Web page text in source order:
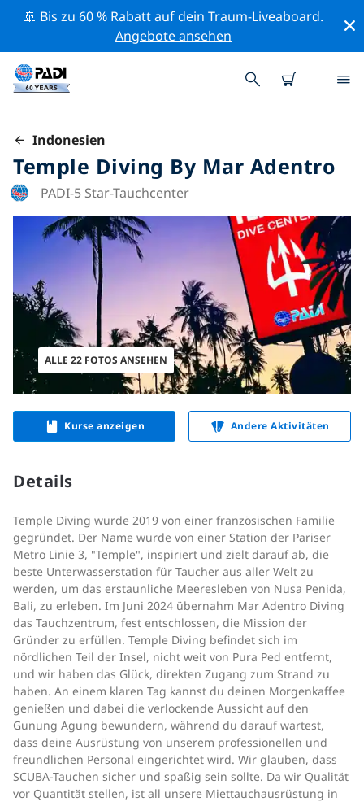
🚢 Bis zu 60 % Rabatt auf dein Traum-Liveaboard.
Angebote ansehen
Indonesien
Temple Diving By Mar Adentro
PADI-5 Star-Tauchcenter
ALLE 22 FOTOS ANSEHEN
Kurse anzeigen Andere Aktivitäten
Details
Temple Diving wurde 2019 von einer französischen Familie
gegründet. Der Name wurde von einer Station der Pariser
Metro Linie 3, "Temple", inspiriert und zielt darauf ab, die
beste Unterwasserstation für Taucher aus aller Welt zu
werden, um das erstaunliche Meeresleben von Nusa Penida,
Bali, zu erleben. Im Juni 2024 übernahm Mar Adentro Diving
das Tauchzentrum, fest entschlossen, die Mission der
Gründer zu erfüllen. Temple Diving befindet sich im
nördlichen Teil der Insel, nicht weit von Pura Ped entfernt,
und wir haben das Glück, direkten Zugang zum Strand zu
haben. An einem klaren Tag kannst du deinen Morgenkaffee
genießen und dabei die verlockende Aussicht auf den
Gunung Agung bewundern, während du darauf wartest,
dass deine Ausrüstung von unserem professionellen und
freundlichen Personal eingerichtet wird. Wir glauben, dass
SCUBA-Tauchen sicher und spaßig sein sollte. Da wir Qualität
vor Quantität stellen, ist all unsere Miettauchausrüstung in